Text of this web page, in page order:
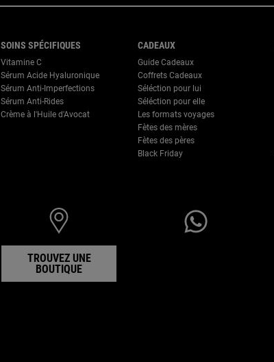
SOINS SPÉCIFIQUES
Vitamine C
Sérum Acide Hyaluronique
Sérum Anti-Imperfections
Sérum Anti-Rides
Crème à l'Huile d'Avocat
CADEAUX
Guide Cadeaux
Coffrets Cadeaux
Séléction pour lui
Séléction pour elle
Les formats voyages
Fètes des mères
Fètes des pères
Black Friday
TROUVEZ UNE
BOUTIQUE